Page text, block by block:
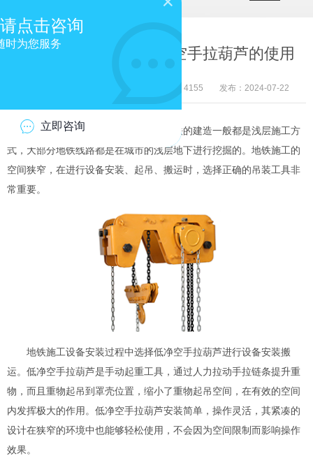
地铁施工设备安装低净空手拉葫芦的使用
浏览：4155 发布：2024-07-22
地铁是建造在地下的城市交通，地铁的建造一般都是浅层施工方
式，大部分地铁线路都是在城市的浅层地下进行挖掘的。地铁施工的
空间狭窄，在进行设备安装、起吊、搬运时，选择正确的吊装工具非
常重要。
地铁施工设备安装过程中选择低净空手拉葫芦进行设备安装搬
运。低净空手拉葫芦是手动起重工具，通过人力拉动手拉链条提升重
物，而且重物起吊到罩壳位置，缩小了重物起吊空间，在有效的空间
内发挥极大的作用。低净空手拉葫芦安装简单，操作灵活，其紧凑的
设计在狭窄的环境中也能够轻松使用，不会因为空间限制而影响操作
效果。
点击咨询
时为您服务
立即咨询